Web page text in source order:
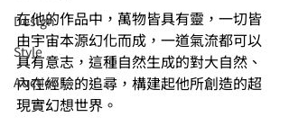
Design
Style
Auction
在他的作品中，萬物皆具有靈，一切皆
由宇宙本源幻化而成，一道氣流都可以
具有意志，這種自然生成的對大自然、
內在經驗的追尋，構建起他所創造的超
現實幻想世界。